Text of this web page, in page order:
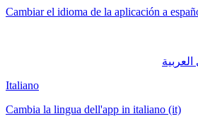
Cambiar el idioma de la aplicación a
Italiano
Cambia la lingua dell'app in italiano (it)